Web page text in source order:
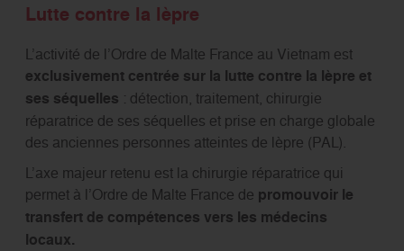
Lutte contre la lèpre
L’activité de l’Ordre de Malte France au Vietnam est
exclusivement centrée sur la lutte contre la lèpre et
ses séquelles : détection, traitement, chirurgie
réparatrice de ses séquelles et prise en charge globale
des anciennes personnes atteintes de lèpre (PAL).
L’axe majeur retenu est la chirurgie réparatrice qui
permet à l’Ordre de Malte France de promouvoir le
transfert de compétences vers les médecins
locaux.